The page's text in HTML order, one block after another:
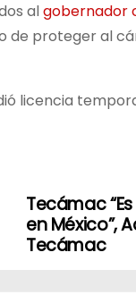
algobernador
de proteger al
licencia
Tecámac
en México”,
Tecámac